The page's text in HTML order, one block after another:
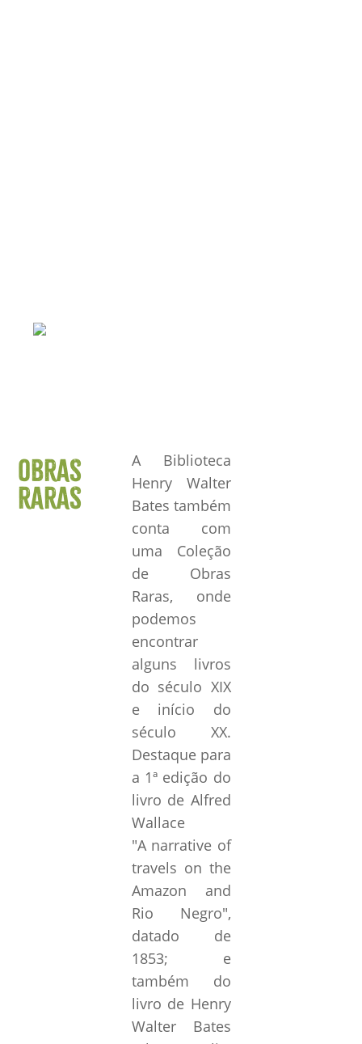
OBRAS
RARAS
A Biblioteca
Henry Walter
Bates também
conta com
uma Coleção
de Obras
Raras, onde
podemos
encontrar
alguns livros
do século XIX
e início do
século XX.
Destaque para
a 1ª edição do
livro de Alfred
Wallace
"A narrative of
travels on the
Amazon and
Rio Negro",
datado de
1853; e
também do
livro de Henry
Walter Bates